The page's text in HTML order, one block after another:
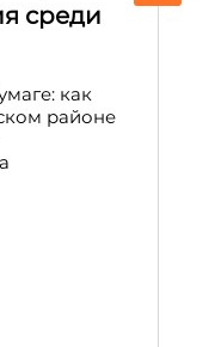
среди
как
районе